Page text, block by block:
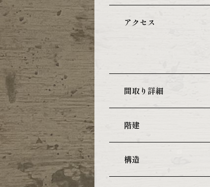
アクセス
間取り詳細
階建
構造